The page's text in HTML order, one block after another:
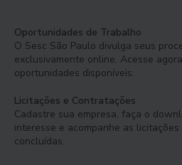
Oportunidades de Trabalho
O Sesc São Paulo divulga seus
exclusivamente online. Acesse
oportunidades disponíveis.
Licitações e Contratações
Cadastre sua empresa, faça o
interesse e acompanhe as
concluídas.